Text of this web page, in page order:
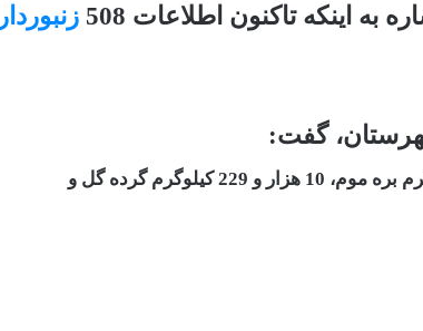
اینکه تاکنون اطلاعات 508 زنبوردار
گفت: